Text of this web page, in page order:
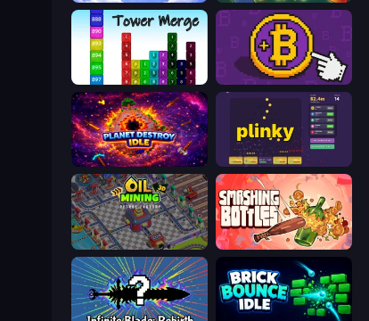
Tower Merge Money Maker
Planet Destroy Idle Plinky
Oil Mining 3D: Petrol Factory Smashing Bottles